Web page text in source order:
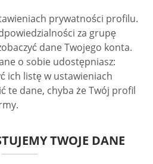
prywatności profilu.
za grupę
dane Twojego konta.
o sobie udostępniasz:
ich listę w ustawieniach
te dane, chyba że Twój profil
TWOJE DANE